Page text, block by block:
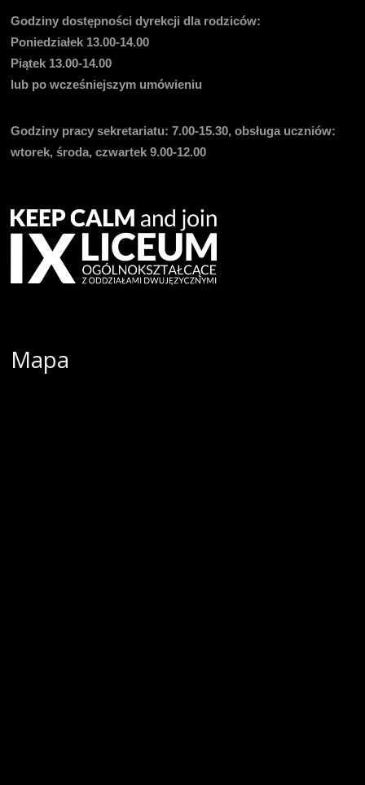
Godziny dostępności dyrekcji dla rodziców:
Poniedziałek 13.00-14.00
Piątek 13.00-14.00
lub po wcześniejszym umówieniu
Godziny pracy sekretariatu: 7.00-15.30, obsługa uczniów:
wtorek, środa, czwartek 9.00-12.00
Mapa